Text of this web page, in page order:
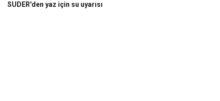
SUDER'den yaz için su uyarısı